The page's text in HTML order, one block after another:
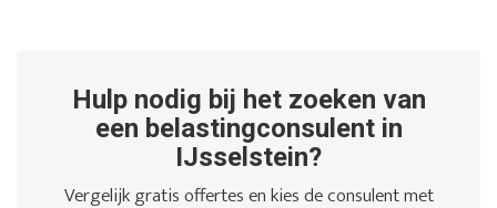
Hulp nodig bij het zoeken van
een belastingconsulent in
IJsselstein?
Vergelijk gratis offertes en kies de consulent met